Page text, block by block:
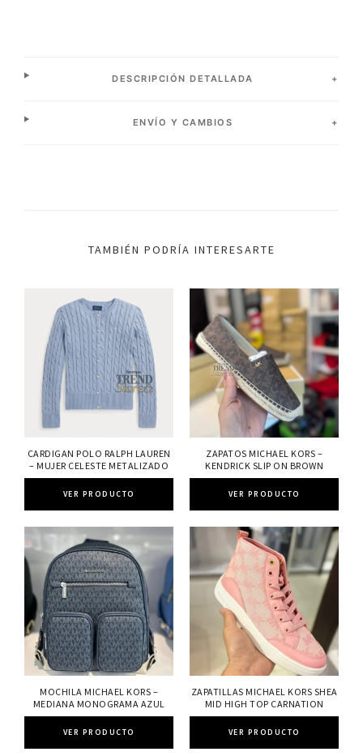
DESCRIPCIÓN DETALLADA
ENVÍO Y CAMBIOS
TAMBIÉN PODRÍA INTERESARTE
CARDIGAN POLO RALPH LAUREN
– MUJER CELESTE METALIZADO
VER PRODUCTO
ZAPATOS MICHAEL KORS –
KENDRICK SLIP ON BROWN
VER PRODUCTO
MOCHILA MICHAEL KORS –
MEDIANA MONOGRAMA AZUL
VER PRODUCTO
ZAPATILLAS MICHAEL KORS SHEA
MID HIGH TOP CARNATION
VER PRODUCTO